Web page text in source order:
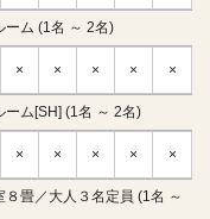
ム (1名 ～ 2名)
× × × × ×
ム[SH] (1名 ～ 2名)
× × × × ×
畳／大人３名定員 (1名 ～